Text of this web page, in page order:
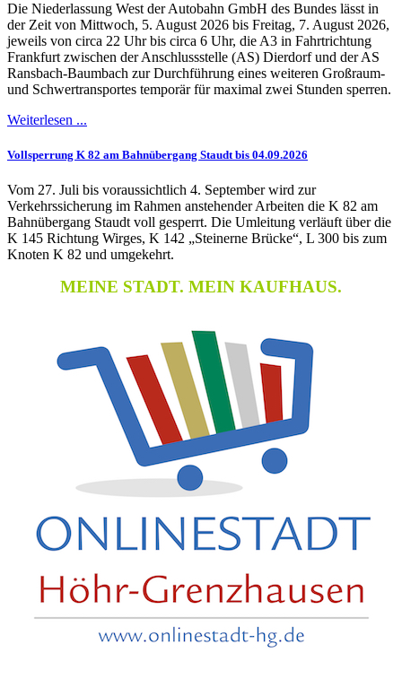
Die Niederlassung West der Autobahn GmbH des Bundes lässt in
der Zeit von Mittwoch, 5. August 2026 bis Freitag, 7. August 2026,
jeweils von circa 22 Uhr bis circa 6 Uhr, die A3 in Fahrtrichtung
Frankfurt zwischen der Anschlussstelle (AS) Dierdorf und der AS
Ransbach-Baumbach zur Durchführung eines weiteren Großraum-
und Schwertransportes temporär für maximal zwei Stunden sperren.
Weiterlesen ...
Vollsperrung K 82 am Bahnübergang Staudt bis 04.09.2026
Vom 27. Juli bis voraussichtlich 4. September wird zur
Verkehrssicherung im Rahmen anstehender Arbeiten die K 82 am
Bahnübergang Staudt voll gesperrt. Die Umleitung verläuft über die
K 145 Richtung Wirges, K 142 „Steinerne Brücke“, L 300 bis zum
Knoten K 82 und umgekehrt.
MEINE STADT. MEIN KAUFHAUS.